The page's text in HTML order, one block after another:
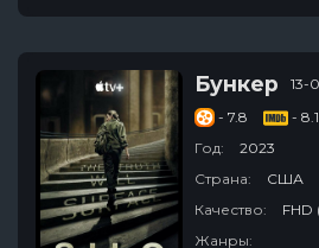
Бункер
13-
- 7.8
- 8.1
Год:
2023
Страна:
США
Качество:
FHD
Жанры: